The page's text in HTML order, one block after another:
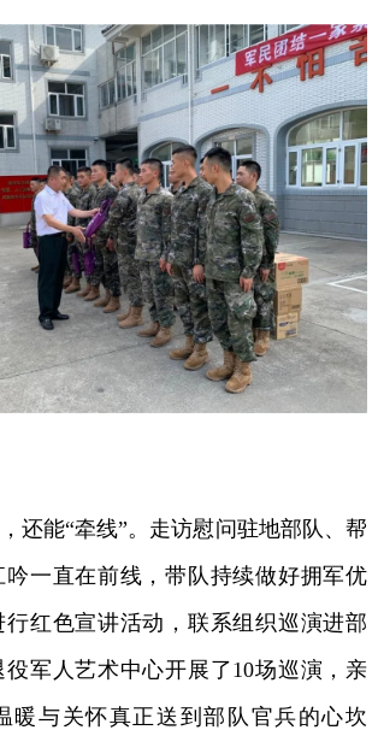
能“牵线”。走访慰问驻地部队、帮
一直在前线，带队持续做好拥军优
行红色宣讲活动，联系组织巡演进部
役军人艺术中心开展了10场巡演，亲
暖与关怀真正送到部队官兵的心坎